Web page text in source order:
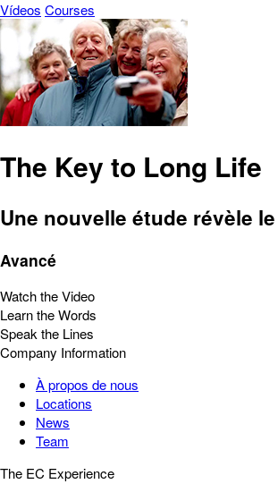
Vídeos Courses
The Key to Long Life
Une nouvelle étude révèle
Avancé
Watch the Video
Learn the Words
Speak the Lines
Company Information
À propos de nous
Locations
News
Team
The EC Experience